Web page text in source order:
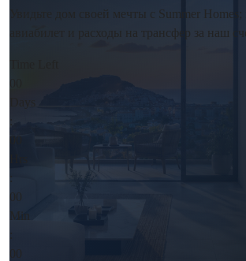
Увидьте дом своей мечты с Summer
авиабилет и расходы на трансфер за наш
00
:
00
Min
:
00